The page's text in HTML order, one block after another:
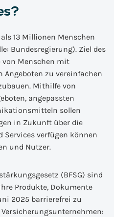
13 Millionen Menschen
Bundesregierung). Ziel des
von Menschen mit
zu vereinfachen
Mithilfe von
angepassten
sollen
in Zukunft über die
verfügen können
und Nutzer.
(BFSG) sind
Produkte, Dokumente
2025 barrierefrei zu